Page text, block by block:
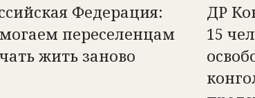
Федерация:
переселенцам
жить заново
ДР
15